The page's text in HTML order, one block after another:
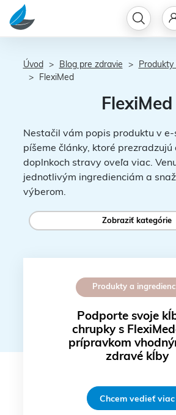
Úvod Blog pre zdravie
Produkty
FlexiMed
FlexiMed
Nestačil vám popis produktu v e-
píšeme články, ktoré prezradzujú
doplnkoch stravy oveľa viac.
jednotlivým ingredienciám a
výberom.
Zobraziť kategórie
Produkty a
Podporte svoje
chrupky s
prípravkom
zdravé kĺby
Chcem vedieť viac